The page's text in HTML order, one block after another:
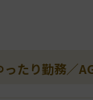
たり勤務／